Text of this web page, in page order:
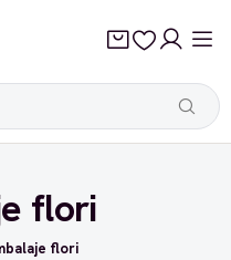
flori
flori